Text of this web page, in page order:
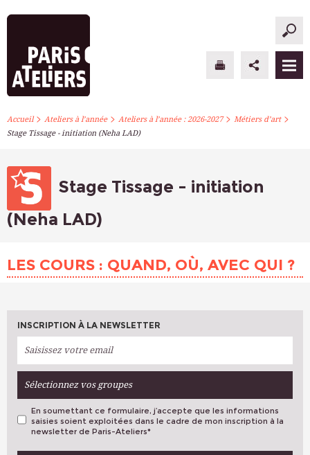
PARIS ATELIERS
ATELIERS À L’ANNÉE
S’INSCRIRE
Accueil> Ateliers à l’année> Ateliers à l’année : 2026-2027> Métiers d’art>
Stage Tissage - initiation (Neha LAD)
Stage Tissage - initiation
(Neha LAD)
LES COURS : QUAND, OÙ, AVEC QUI ?
INSCRIPTION À LA NEWSLETTER
Sélectionnez vos groupes
VOS PRÉFÉRENCES
En soumettant ce formulaire, j’accepte que les informations
saisies soient exploitées dans le cadre de mon inscription à la
newsletter de Paris-Ateliers*